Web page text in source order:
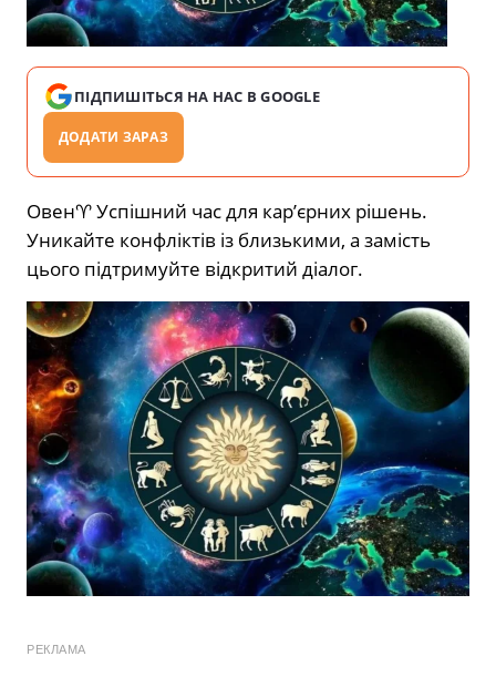
ПІДПИШІТЬСЯ НА НАС В GOOGLE
ДОДАТИ ЗАРАЗ
Овен♈️ Успішний час для кар’єрних рішень.
Уникайте конфліктів із близькими, а замість
цього підтримуйте відкритий діалог.
РЕКЛАМА